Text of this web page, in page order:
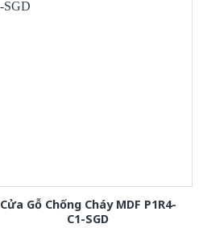
Cửa Gỗ Chống Cháy MDF P1R4-
C1-SGD